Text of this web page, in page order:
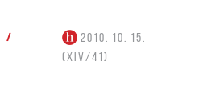
/
2010. 10. 15.
(XIV/41)